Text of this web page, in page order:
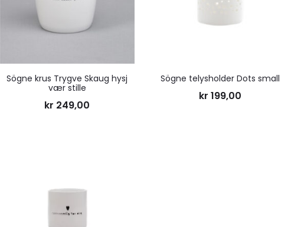
Sögne krus Trygve Skaug hysj
vær stille
kr 249,00
Sögne telysholder Dots small
kr 199,00